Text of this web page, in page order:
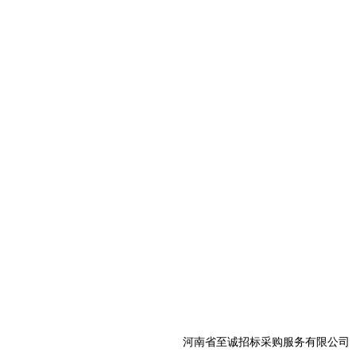
河南省至诚招标采购服务有限公司